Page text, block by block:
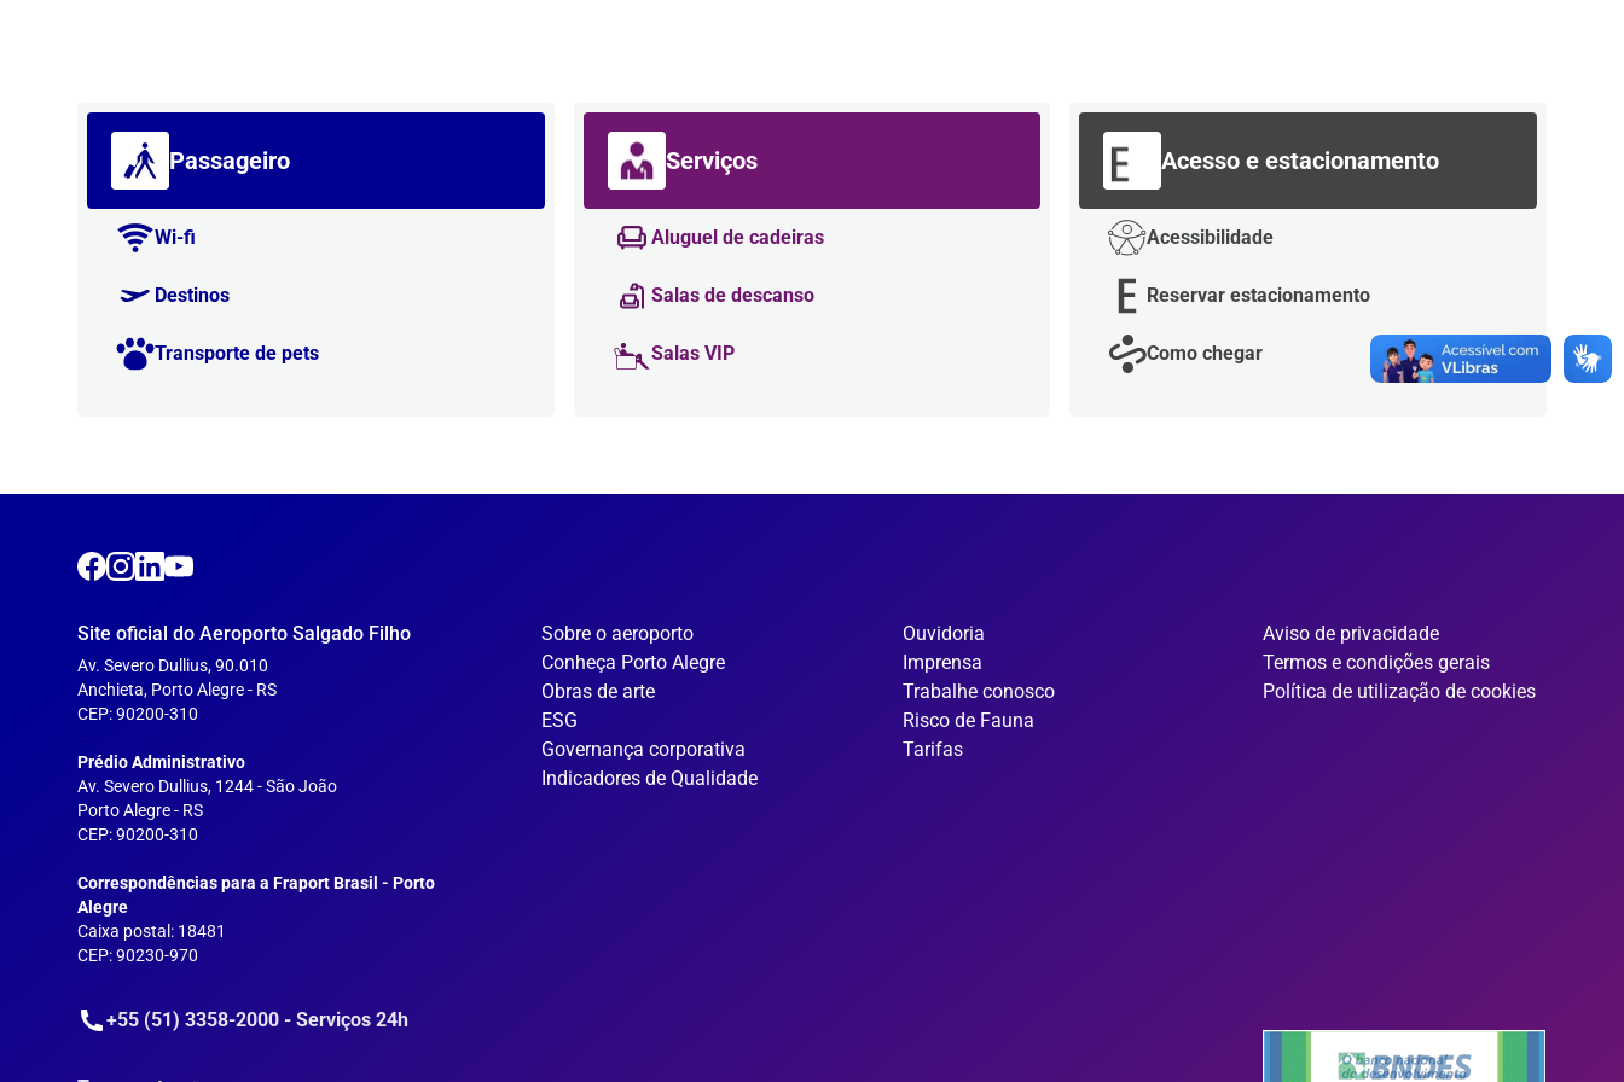
Passageiro
Wi-fi
Destinos
Transporte de pets
Serviços
Aluguel de cadeiras
Salas de descanso
Salas VIP
Acesso e estacionamento
Acessibilidade
Reservar estacionamento
Como chegar
Site oficial do Aeroporto Salgado Filho
Av. Severo Dullius, 90.010
Anchieta, Porto Alegre - RS
CEP: 90200-310
Prédio Administrativo
Av. Severo Dullius, 1244 - São João
Porto Alegre - RS
CEP: 90200-310
Correspondências para a Fraport Brasil - Porto
Alegre
Caixa postal: 18481
CEP: 90230-970
+55 (51) 3358-2000 - Serviços 24h
Sobre o aeroporto
Conheça Porto Alegre
Obras de arte
ESG
Governança corporativa
Indicadores de Qualidade
Ouvidoria
Imprensa
Trabalhe conosco
Risco de Fauna
Tarifas
Aviso de privacidade
Termos e condições gerais
Política de utilização de cookies